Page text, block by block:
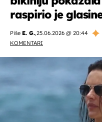
raspirio je
Piše E. G.,25.06.2026 @ 20:44
KOMENTARI